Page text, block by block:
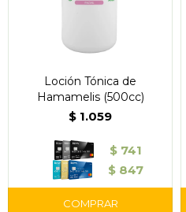
Loción Tónica de
Hamamelis (500cc)
$ 1.059
$ 741
$ 847